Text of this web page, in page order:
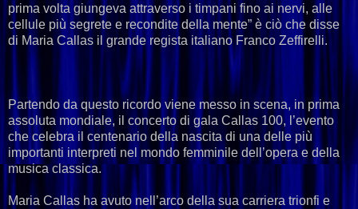
prima volta giungeva attraverso i timpani fino ai nervi, alle
cellule più segrete e recondite della mente” è ciò che disse
di Maria Callas il grande regista italiano Franco Zeffirelli.
Partendo da questo ricordo viene messo in scena, in prima
assoluta mondiale, il concerto di gala Callas 100, l’evento
che celebra il centenario della nascita di una delle più
importanti interpreti nel mondo femminile dell’opera e della
musica classica.
Maria Callas ha avuto nell’arco della sua carriera trionfi e